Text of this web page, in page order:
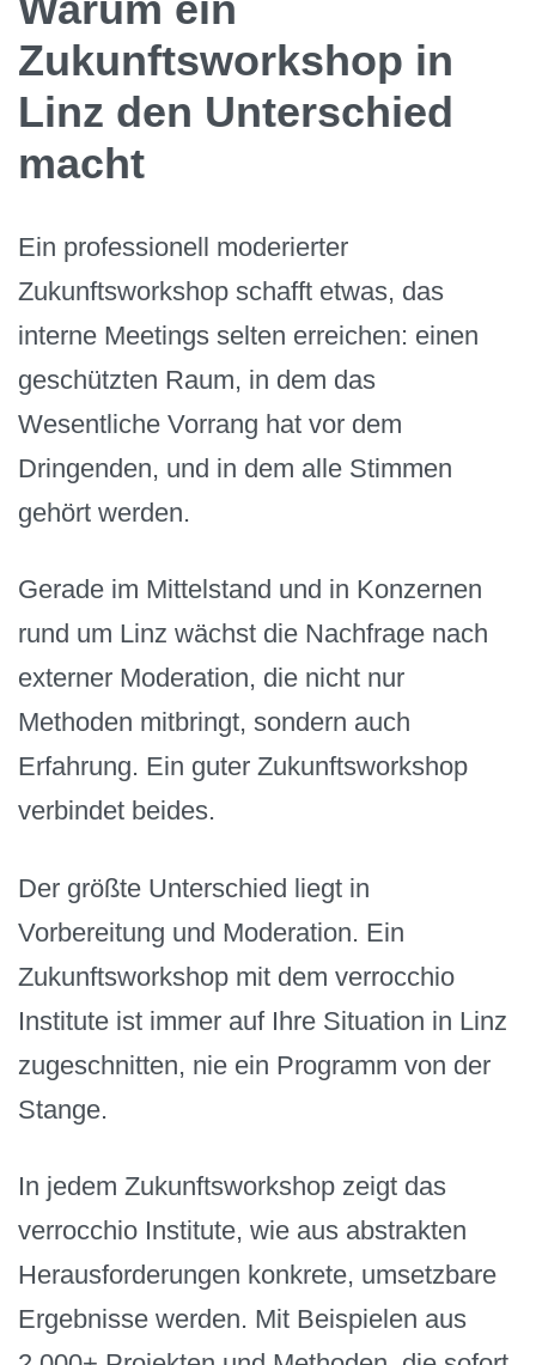
Zukunftsworkshop in
Linz den Unterschied
macht
Ein professionell moderierter
Zukunftsworkshop schafft etwas, das
interne Meetings selten erreichen: einen
geschützten Raum, in dem das
Wesentliche Vorrang hat vor dem
Dringenden, und in dem alle Stimmen
gehört werden.
Gerade im Mittelstand und in Konzernen
rund um Linz wächst die Nachfrage nach
externer Moderation, die nicht nur
Methoden mitbringt, sondern auch
Erfahrung. Ein guter Zukunftsworkshop
verbindet beides.
Der größte Unterschied liegt in
Vorbereitung und Moderation. Ein
Zukunftsworkshop mit dem verrocchio
Institute ist immer auf Ihre Situation in Linz
zugeschnitten, nie ein Programm von der
Stange.
In jedem Zukunftsworkshop zeigt das
verrocchio Institute, wie aus abstrakten
Herausforderungen konkrete, umsetzbare
Ergebnisse werden. Mit Beispielen aus